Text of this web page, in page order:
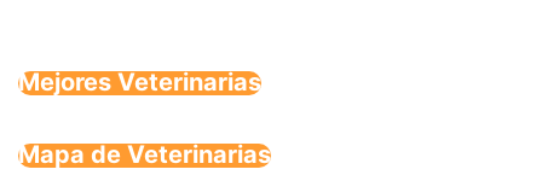
Mejores Veterinarias
Mapa de Veterinarias